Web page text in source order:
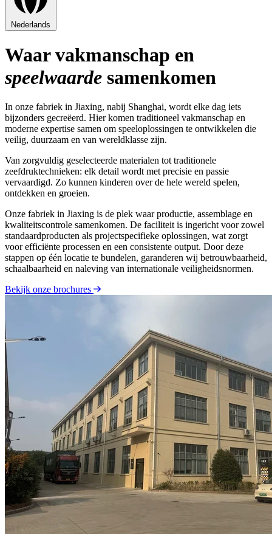
Nederlands
Waar vakmanschap en
speelwaarde samenkomen
In onze fabriek in Jiaxing, nabij Shanghai, wordt elke dag iets
bijzonders gecreëerd. Hier komen traditioneel vakmanschap en
moderne expertise samen om speeloplossingen te ontwikkelen die
veilig, duurzaam en van wereldklasse zijn.
Van zorgvuldig geselecteerde materialen tot traditionele
zeefdruktechnieken: elk detail wordt met precisie en passie
vervaardigd. Zo kunnen kinderen over de hele wereld spelen,
ontdekken en groeien.
Onze fabriek in Jiaxing is de plek waar productie, assemblage en
kwaliteitscontrole samenkomen. De faciliteit is ingericht voor zowel
standaardproducten als projectspecifieke oplossingen, wat zorgt
voor efficiënte processen en een consistente output. Door deze
stappen op één locatie te bundelen, garanderen wij betrouwbaarheid,
schaalbaarheid en naleving van internationale veiligheidsnormen.
Bekijk onze brochures